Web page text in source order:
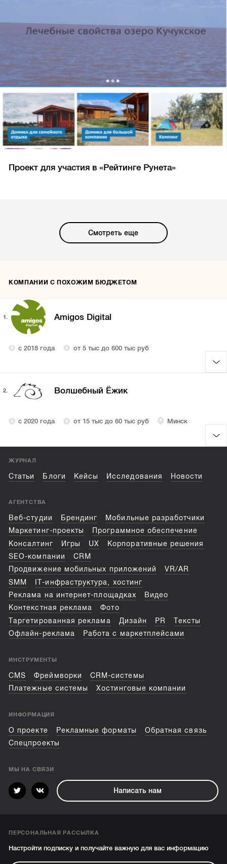
Проект для участия в «Рейтинге Рунета»
Смотреть еще
КОМПАНИИ С ПОХОЖИМ БЮДЖЕТОМ
1. Amigos Digital
с 2018 года от 5 тыс до 600 тыс руб
2. Волшебный Ёжик
с 2020 года от 15 тыс до 60 тыс руб Минск
ЖУРНАЛ
Статьи Блоги Кейсы Исследования Новости
АГЕНТСТВА
Веб-студии Брендинг
Мобильные разработчики
Маркетинг-проекты
Программное обеспечение
Консалтинг
Игры UX
Корпоративные решения
SEO-компании
CRM
Продвижение мобильных приложений
VR/AR
SMM
IT-инфраструктура, хостинг
Реклама на интернет-площадках
Видео
Контекстная реклама
Фото
Таргетированная реклама
Дизайн PR
Тексты
Офлайн-реклама
Работа с маркетплейсами
ИНСТРУМЕНТЫ
CMS Фреймворки
CRM-системы
Платежные системы
Хостинговые компании
ИНФОРМАЦИЯ
О проекте Рекламные форматы
Обратная связь
Спецпроекты
МЫ НА СВЯЗИ
Написать нам
ПЕРСОНАЛЬНАЯ РАССЫЛКА
Настройти подписку и получайте важную для вас информацию